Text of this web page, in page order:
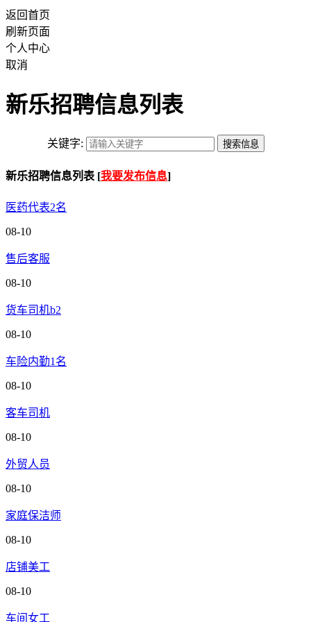
返回首页
刷新页面
个人中心
取消
新乐招聘信息列表
关键字:
新乐招聘信息列表 [我要发布信息]
医药代表2名
08-10
售后客服
08-10
货车司机b2
08-10
车险内勤1名
08-10
客车司机
08-10
外贸人员
08-10
家庭保洁师
08-10
店铺美工
08-10
车间女工